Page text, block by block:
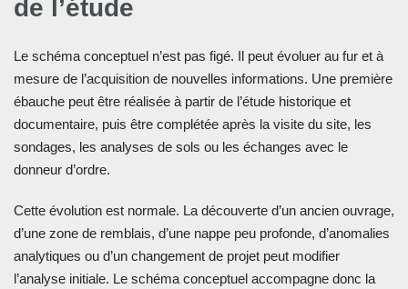
de l’étude
Le schéma conceptuel n’est pas figé. Il peut évoluer au fur et à
mesure de l’acquisition de nouvelles informations. Une première
ébauche peut être réalisée à partir de l’étude historique et
documentaire, puis être complétée après la visite du site, les
sondages, les analyses de sols ou les échanges avec le
donneur d’ordre.
Cette évolution est normale. La découverte d’un ancien ouvrage,
d’une zone de remblais, d’une nappe peu profonde, d’anomalies
analytiques ou d’un changement de projet peut modifier
l’analyse initiale. Le schéma conceptuel accompagne donc la